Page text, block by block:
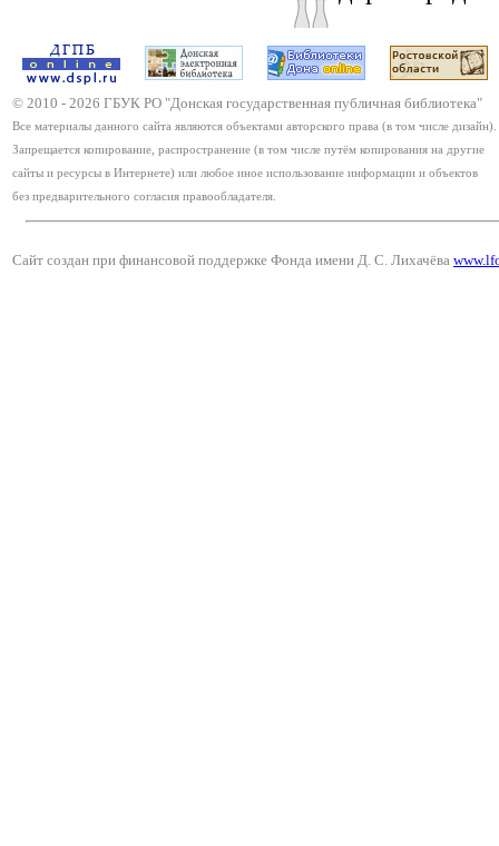
© 2010 - 2026 ГБУК РО "Донская государственная публичная библиотека"
Все материалы данного сайта являются объектами авторского права (в том числе дизайн).
Запрещается копирование, распространение (в том числе путём копирования на другие
сайты и ресурсы в Интернете) или любое иное использование информации и объектов
без предварительного согласия правообладателя.
Сайт создан при финансовой поддержке Фонда имени Д. С. Лихачёва